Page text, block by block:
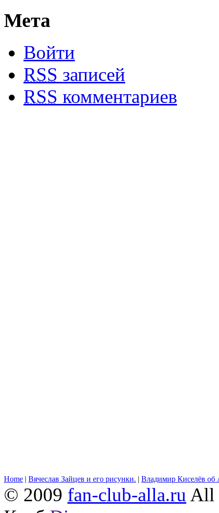
Мета
Войти
RSS записей
RSS комментариев
Home | Вячеслав Зайцев и его рисунки. | Владимир Киселёв об
© 2009 fan-club-alla.ru All